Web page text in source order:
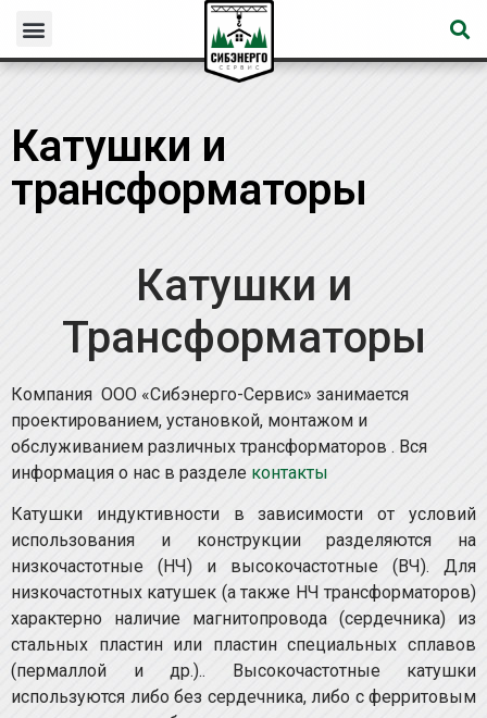
Катушки и
трансформаторы
Катушки и
Трансформаторы
Компания ООО «Сибэнерго-Сервис» занимается
проектированием, установкой, монтажом и
обслуживанием различных трансформаторов . Вся
информация о нас в разделе контакты
Катушки индуктивности в зависимости от условий
использования и конструкции разделяются на
низкочастотные (НЧ) и высокочастотные (ВЧ). Для
низкочастотных катушек (а также НЧ трансформаторов)
характерно наличие магнитопровода (сердечника) из
стальных пластин или пластин специальных сплавов
(пермаллой и др.).. Высокочастотные катушки
используются либо без сер­дечника, либо с ферритовым